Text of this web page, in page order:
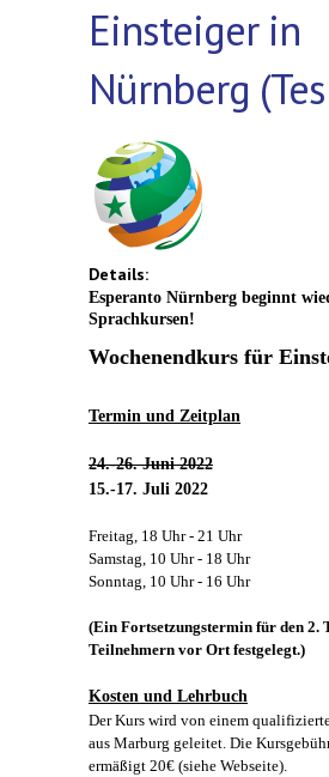
Einsteiger in
Nürnberg
Details:
Esperanto Nürnberg beginnt
Sprachkursen!
Wochenendkurs für
Termin und Zeitplan
24.-26. Juni 2022
15.-17. Juli 2022
Freitag, 18 Uhr - 21 Uhr
Samstag, 10 Uhr - 18 Uhr
Sonntag, 10 Uhr - 16 Uhr
(Ein Fortsetzungstermin für den 2.
Teilnehmern vor Ort festgelegt.)
Kosten und Lehrbuch
Der Kurs wird von einem
aus Marburg geleitet. Die
ermäßigt 20€ (siehe Webseite).